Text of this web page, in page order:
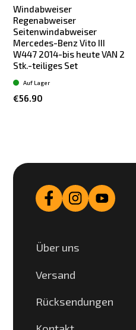
Windabweiser
Regenabweiser
Seitenwindabweiser
Mercedes-Benz Vito III
W447 2014-bis heute VAN 2
Stk.-teiliges Set
€56.90
Auf Lager
Über uns
Versand
Rücksendungen